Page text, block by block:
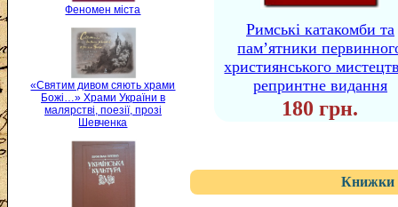
Феномен міста
«Святим дивом сяють храми
Божі…» Храми України в
малярстві, поезії, прозі
Шевченка
Римські катакомби та
пам’ятники
християнського
репринтне видання
180 грн.
Книжки